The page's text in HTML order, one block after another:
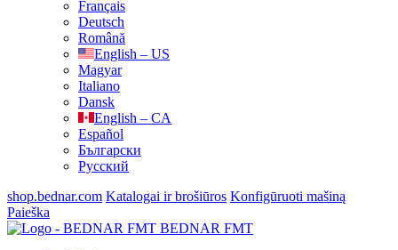
Français
Deutsch
Română
English – US
Magyar
Italiano
Dansk
English – CA
Español
Български
Русский
shop.bednar.com Katalogai ir brošiūros Konfigūruoti mašiną
Paieška
BEDNAR FMT